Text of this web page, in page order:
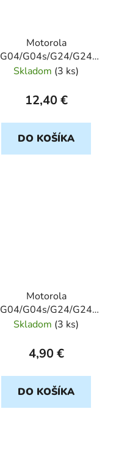
Motorola
G04/G04s/G24/G24
Power/E14 5D cierny
Skladom (3 ks)
12,40 €
DO KOŠÍKA
Motorola
G04/G04s/G24/G24
Power/E14 ochranné
Skladom (3 ks)
4,90 €
DO KOŠÍKA